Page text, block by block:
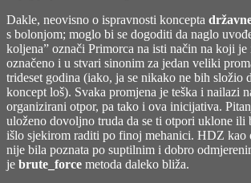
Dakle, neovisno o ispravnosti koncepta
s bolonjom; moglo bi se dogoditi da naglo
koljena” označi Primorca na isti način na koji je
označeno i u stvari sinonim za jedan veliki
trideset godina (iako, ja se nikako ne bih složio
koncept loš). Svaka promjena je teška i nailazi
organizirani otpor, pa tako i ova inicijativa.
uloženo dovoljno truda da se ti otpori uklone ili
išlo sjekirom raditi po finoj mehanici. HDZ kao
nije bila poznata po suptilnim i dobro
je brute_force metoda daleko bliža.